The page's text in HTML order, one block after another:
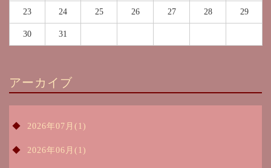
23 24 25 26 27 28 29
30 31
アーカイブ
2026年07月(1)
2026年06月(1)